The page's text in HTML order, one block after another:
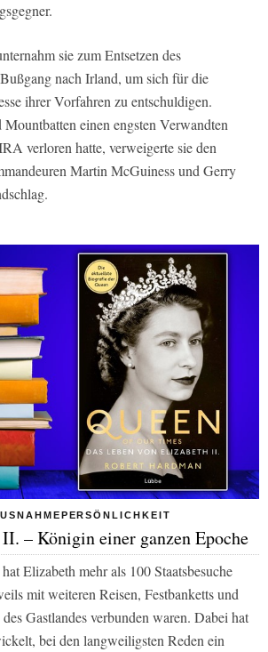
sie zum Entsetzen des
nach Irland, um sich für die
ihrer Vorfahren zu entschuldigen.
einen engsten Verwandten
verloren hatte, verweigerte sie den
Martin McGuiness und Gerry
– Königin einer ganzen Epoche
Elizabeth mehr als 100 Staatsbesuche
mit weiteren Reisen, Festbanketts und
Gastlandes verbunden waren. Dabei hat
bei den langweiligsten Reden ein